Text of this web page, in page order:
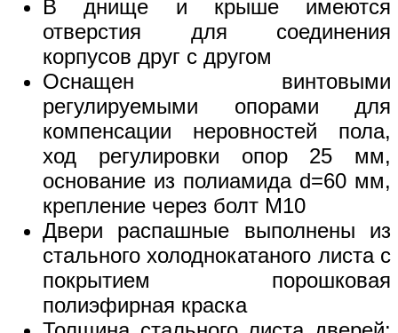
В днище и крыше имеются
отверстия для соединения
корпусов друг с другом
Оснащен винтовыми
регулируемыми опорами для
компенсации неровностей пола,
ход регулировки опор 25 мм,
основание из полиамида d=60 мм,
крепление через болт М10
Двери распашные выполнены из
стального холоднокатаного листа с
покрытием порошковая
полиэфирная краска